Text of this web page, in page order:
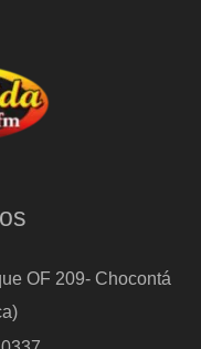
OF 209- Chocontá